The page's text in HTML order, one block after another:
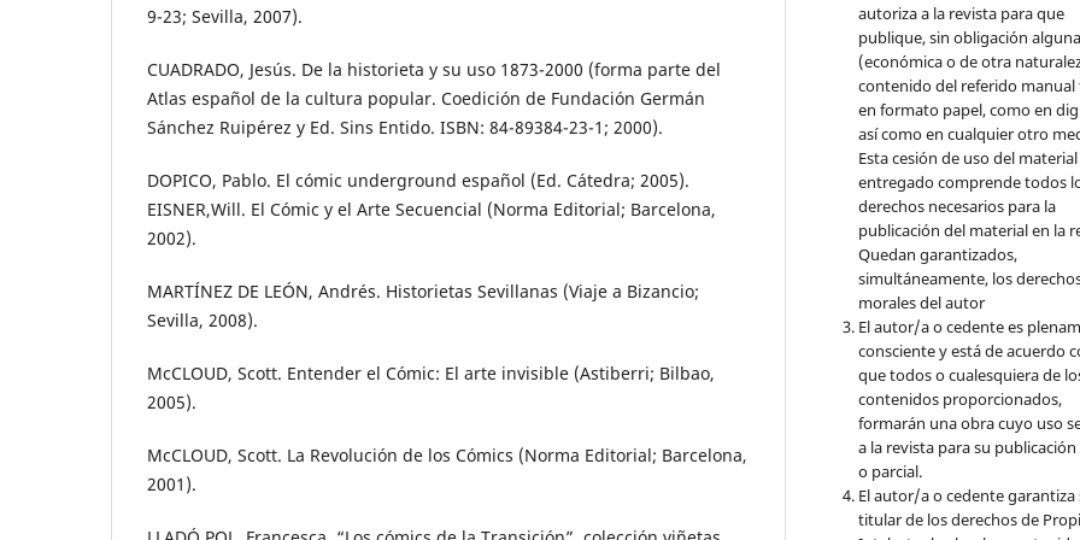
9-23; Sevilla, 2007).
CUADRADO, Jesús. De la historieta y su uso 1873-2000 (forma parte del
Atlas español de la cultura popular. Coedición de Fundación Germán
Sánchez Ruipérez y Ed. Sins Entido. ISBN: 84-89384-23-1; 2000).
DOPICO, Pablo. El cómic underground español (Ed. Cátedra; 2005).
EISNER,Will. El Cómic y el Arte Secuencial (Norma Editorial; Barcelona,
2002).
MARTÍNEZ DE LEÓN, Andrés. Historietas Sevillanas (Viaje a Bizancio;
Sevilla, 2008).
McCLOUD, Scott. Entender el Cómic: El arte invisible (Astiberri; Bilbao,
2005).
McCLOUD, Scott. La Revolución de los Cómics (Norma Editorial; Barcelona,
2001).
autoriza a la revista para que
publique, sin obligación
(económica o de otra
contenido del referido
en formato papel, como en
así como en cualquier otro
Esta cesión de uso del material
entregado comprende todos
derechos necesarios para la
publicación del material en la
Quedan garantizados,
simultáneamente, los
morales del autor
El autor/a o cedente es
consciente y está de acuerdo
que todos o cualesquiera de
contenidos proporcionados,
formarán una obra cuyo uso
a la revista para su
o parcial.
El autor/a o cedente garantiza
titular de los derechos de